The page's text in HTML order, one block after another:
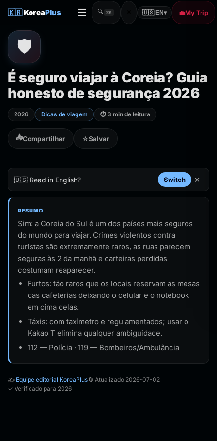
🇰🇷KoreaPlus ☰ 🔍 ⌘K 🇺🇸 EN▾ 💼My Trip
🛡️
É seguro viajar à Coreia? Guia
honesto de segurança 2026
2026 Dicas de viagem ⏱ 3 min de leitura
📤Compartilhar ☆Salvar
🇺🇸 Read in English? Switch ×
RESUMO
Sim: a Coreia do Sul é um dos países mais seguros
do mundo para viajar. Crimes violentos contra
turistas são extremamente raros, as ruas parecem
seguras às 2 da manhã e carteiras perdidas
costumam reaparecer.
Furtos: tão raros que os locais reservam as mesas
das cafeterias deixando o celular e o notebook
em cima delas.
Táxis: com taxímetro e regulamentados; usar o
Kakao T elimina qualquer ambiguidade.
112 — Polícia · 119 — Bombeiros/Ambulância
✍️ Equipe editorial KoreaPlus🔄 Atualizado 2026-07-02
✓ Verificado para 2026